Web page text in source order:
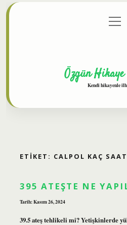
Gizlilik aç
Özgün
Kendi hikayenle
ETIKET: CALPOL KAÇ
395 ATEŞTE NE
Tarih: Kasım 26, 2024
39.5 ateş tehlikeli mi? Yetişkinlerde